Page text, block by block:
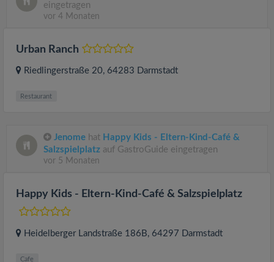
eingetragen
vor 4 Monaten
Urban Ranch
Riedlingerstraße 20, 64283 Darmstadt
Restaurant
Jenome hat Happy Kids - Eltern-Kind-Café &
Salzspielplatz auf GastroGuide eingetragen
vor 5 Monaten
Happy Kids - Eltern-Kind-Café & Salzspielplatz
Heidelberger Landstraße 186B, 64297 Darmstadt
Cafe